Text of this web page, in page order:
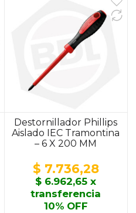
Destornillador Phillips
Aislado IEC Tramontina
– 6 X 200 MM
$ 7.736,28
$ 6.962,65 x
transferencia
10% OFF